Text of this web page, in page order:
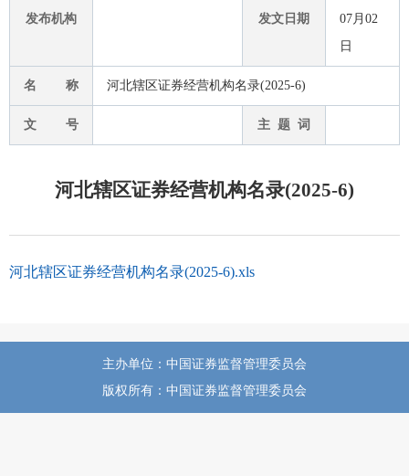
发布机构 发文日期
07月02
日
名 称 河北辖区证券经营机构名录(2025-6)
文 号 主 题 词
河北辖区证券经营机构名录(2025-6)
河北辖区证券经营机构名录(2025-6).xls
主办单位：中国证券监督管理委员会
版权所有：中国证券监督管理委员会